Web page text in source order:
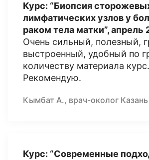
Курс: “Биопсия
лимфатических узлов у
раком тела матки”, апрель
Очень сильный, полезный,
выстроенный, удобный по
количеству материала курс.
Рекомендую.
Кымбат А., врач-околог Казань
Курс: “Современные